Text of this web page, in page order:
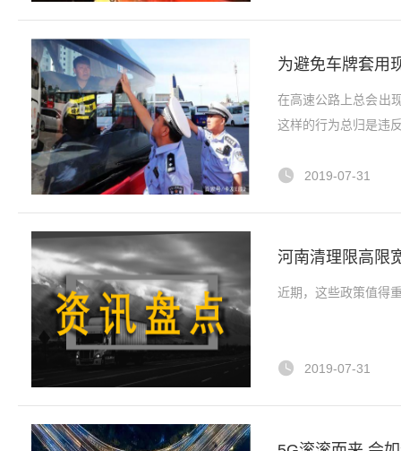
为避免车牌套用
在高速公路上总会出
这样的行为总归是违
2019-07-31
河南清理限高限
近期，这些政策值得
2019-07-31